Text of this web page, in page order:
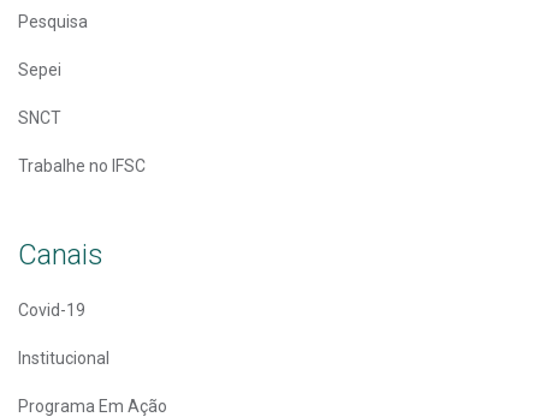
Pesquisa
Sepei
SNCT
Trabalhe no IFSC
Canais
Covid-19
Institucional
Programa Em Ação